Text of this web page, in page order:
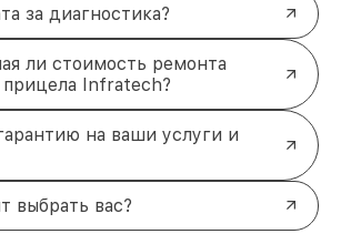
за диагностика?
ли стоимость ремонта
прицела Infratech?
на ваши услуги и
выбрать вас?